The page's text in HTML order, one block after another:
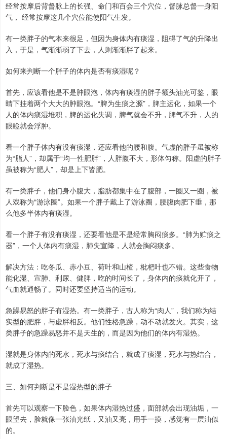
经常按摩后背督脉上的长强、命门和百会三个穴位，督脉总督一身阳
气， 经常按摩这几个穴位能使阳气生发。
有一类胖子的气本来很足，但因为身体内有痰湿，阻碍了气的升降出
入，于是，气渐渐弱了下去，人则渐渐胖了起来。
如何来判断一个胖子的体内是否有痰湿呢？
首先，应该看他是不是肿眼泡，体内有痰湿的胖子额头油光可鉴，眼
睛下挂着两个大大的肿眼泡。“脾为生痰之源”，脾主运化，如果一个
人的体内痰湿堆积，脾的运化失调，脾气就会不升，脾气不升，人的
眼睑就会浮肿。
看一个胖子体内有没有痰湿，还应看他的腰和腹。气虚的胖子虽被称
为“脂人”，却属于“均一性肥胖”，人胖腹不大，形体匀称。阳虚的胖子
虽被称为“肥人”，却是上下皆肥。
有一类胖子，他们身小腹大，脂肪都集中在了腹部，一圈又一圈，被
人戏称为“游泳圈”。如果一个胖子戴上了游泳圈，腰腹肉肥下垂，那
么他多半体内有痰湿。
看一个胖子有没有痰湿，还要看他是不是经常胸闷痰多。“肺为贮痰之
器”，一个人体内有痰湿，肺失宣降，人就会胸闷痰多。
解决方法：吃冬瓜、赤小豆、荷叶和山楂，枇杷叶也不错。这些食物
能化湿、宣肺、利尿、健脾，吃的时间长了，身体内的痰就化开了，
气血就通畅了。同时还要坚持适当的运动。
急躁易怒的胖子有湿热。有一类胖子，古人称为“肉人”，我们称为结
实型的肥胖，与虚胖相反。他们性格急躁，动不动就发火。其实，这
类胖子的急躁易怒并不是天生的，而是因为他们的体内有湿热。
湿就是身体内的死水，死水与痰结合，就成了痰湿，死水与热结合，
就成了湿热。
三、如何判断是不是湿热型的胖子
首先可以观察一下脸色，如果体内湿热过盛，面部就会出现油垢，一
眼望去，脸就像一张油光纸，又油又亮，用手一摸，感觉有一层油似
的。